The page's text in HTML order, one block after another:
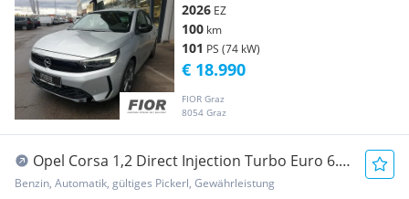
2026 EZ
100 km
101 PS (74 kW)
FIOR Graz
8054 Graz
€ 18.990
Opel Corsa 1,2 Direct Injection Turbo Euro 6.4
Corsa...
Benzin, Automatik, gültiges Pickerl, Gewährleistung